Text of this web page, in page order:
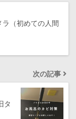
（初めての人間
次の記事
タ